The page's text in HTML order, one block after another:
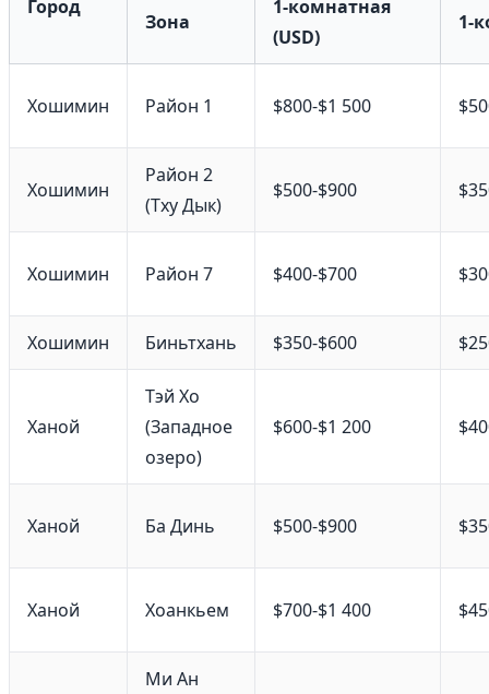
Город
Зона
1-комнатная
(USD)
1-
Хошимин Район 1 $800-$1 500
Хошимин
Район 2
(Тху Дык)
$500-$900
Хошимин Район 7 $400-$700
Хошимин Биньтхань $350-$600
Ханой
Тэй Хо
(Западное
озеро)
$600-$1 200
Ханой Ба Динь $500-$900
Ханой Хоанкьем $700-$1 400
Ми Ан